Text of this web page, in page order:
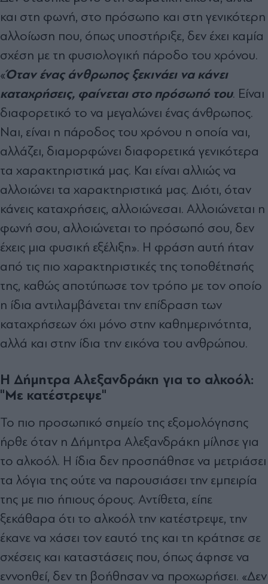
και στη φωνή, στο πρόσωπο και στη γενικότερη
αλλοίωση που, όπως υποστήριξε, δεν έχει καμία
σχέση με τη φυσιολογική πάροδο του χρόνου.
«Όταν ένας άνθρωπος ξεκινάει να κάνει
καταχρήσεις, φαίνεται στο πρόσωπό του. Είναι
διαφορετικό το να μεγαλώνει ένας άνθρωπος.
Ναι, είναι η πάροδος του χρόνου η οποία ναι,
αλλάζει, διαμορφώνει διαφορετικά γενικότερα
τα χαρακτηριστικά μας. Και είναι αλλιώς να
αλλοιώνει τα χαρακτηριστικά μας. Διότι, όταν
κάνεις καταχρήσεις, αλλοιώνεσαι. Αλλοιώνεται η
φωνή σου, αλλοιώνεται το πρόσωπό σου, δεν
έχεις μια φυσική εξέλιξη». Η φράση αυτή ήταν
από τις πιο χαρακτηριστικές της τοποθέτησής
της, καθώς αποτύπωσε τον τρόπο με τον οποίο
η ίδια αντιλαμβάνεται την επίδραση των
καταχρήσεων όχι μόνο στην καθημερινότητα,
αλλά και στην ίδια την εικόνα του ανθρώπου.
Η Δήμητρα Αλεξανδράκη για το αλκοόλ:
"Με κατέστρεψε"
Το πιο προσωπικό σημείο της εξομολόγησης
ήρθε όταν η Δήμητρα Αλεξανδράκη μίλησε για
το αλκοόλ. Η ίδια δεν προσπάθησε να μετριάσει
τα λόγια της ούτε να παρουσιάσει την εμπειρία
της με πιο ήπιους όρους. Αντίθετα, είπε
ξεκάθαρα ότι το αλκοόλ την κατέστρεψε, την
έκανε να χάσει τον εαυτό της και τη κράτησε σε
σχέσεις και καταστάσεις που, όπως άφησε να
εννοηθεί, δεν τη βοήθησαν να προχωρήσει. «Δεν